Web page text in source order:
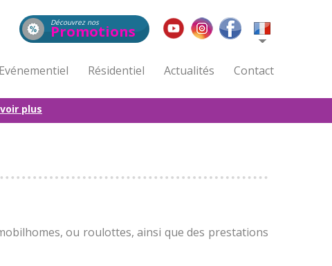
Découvrez nos
Promotions
Evénementiel Résidentiel Actualités Contact
plus
ou roulottes, ainsi que des prestations